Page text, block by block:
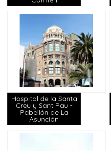
Hospital de la Santa
Creu y Sant Pau -
Pabellón de La
Asunción